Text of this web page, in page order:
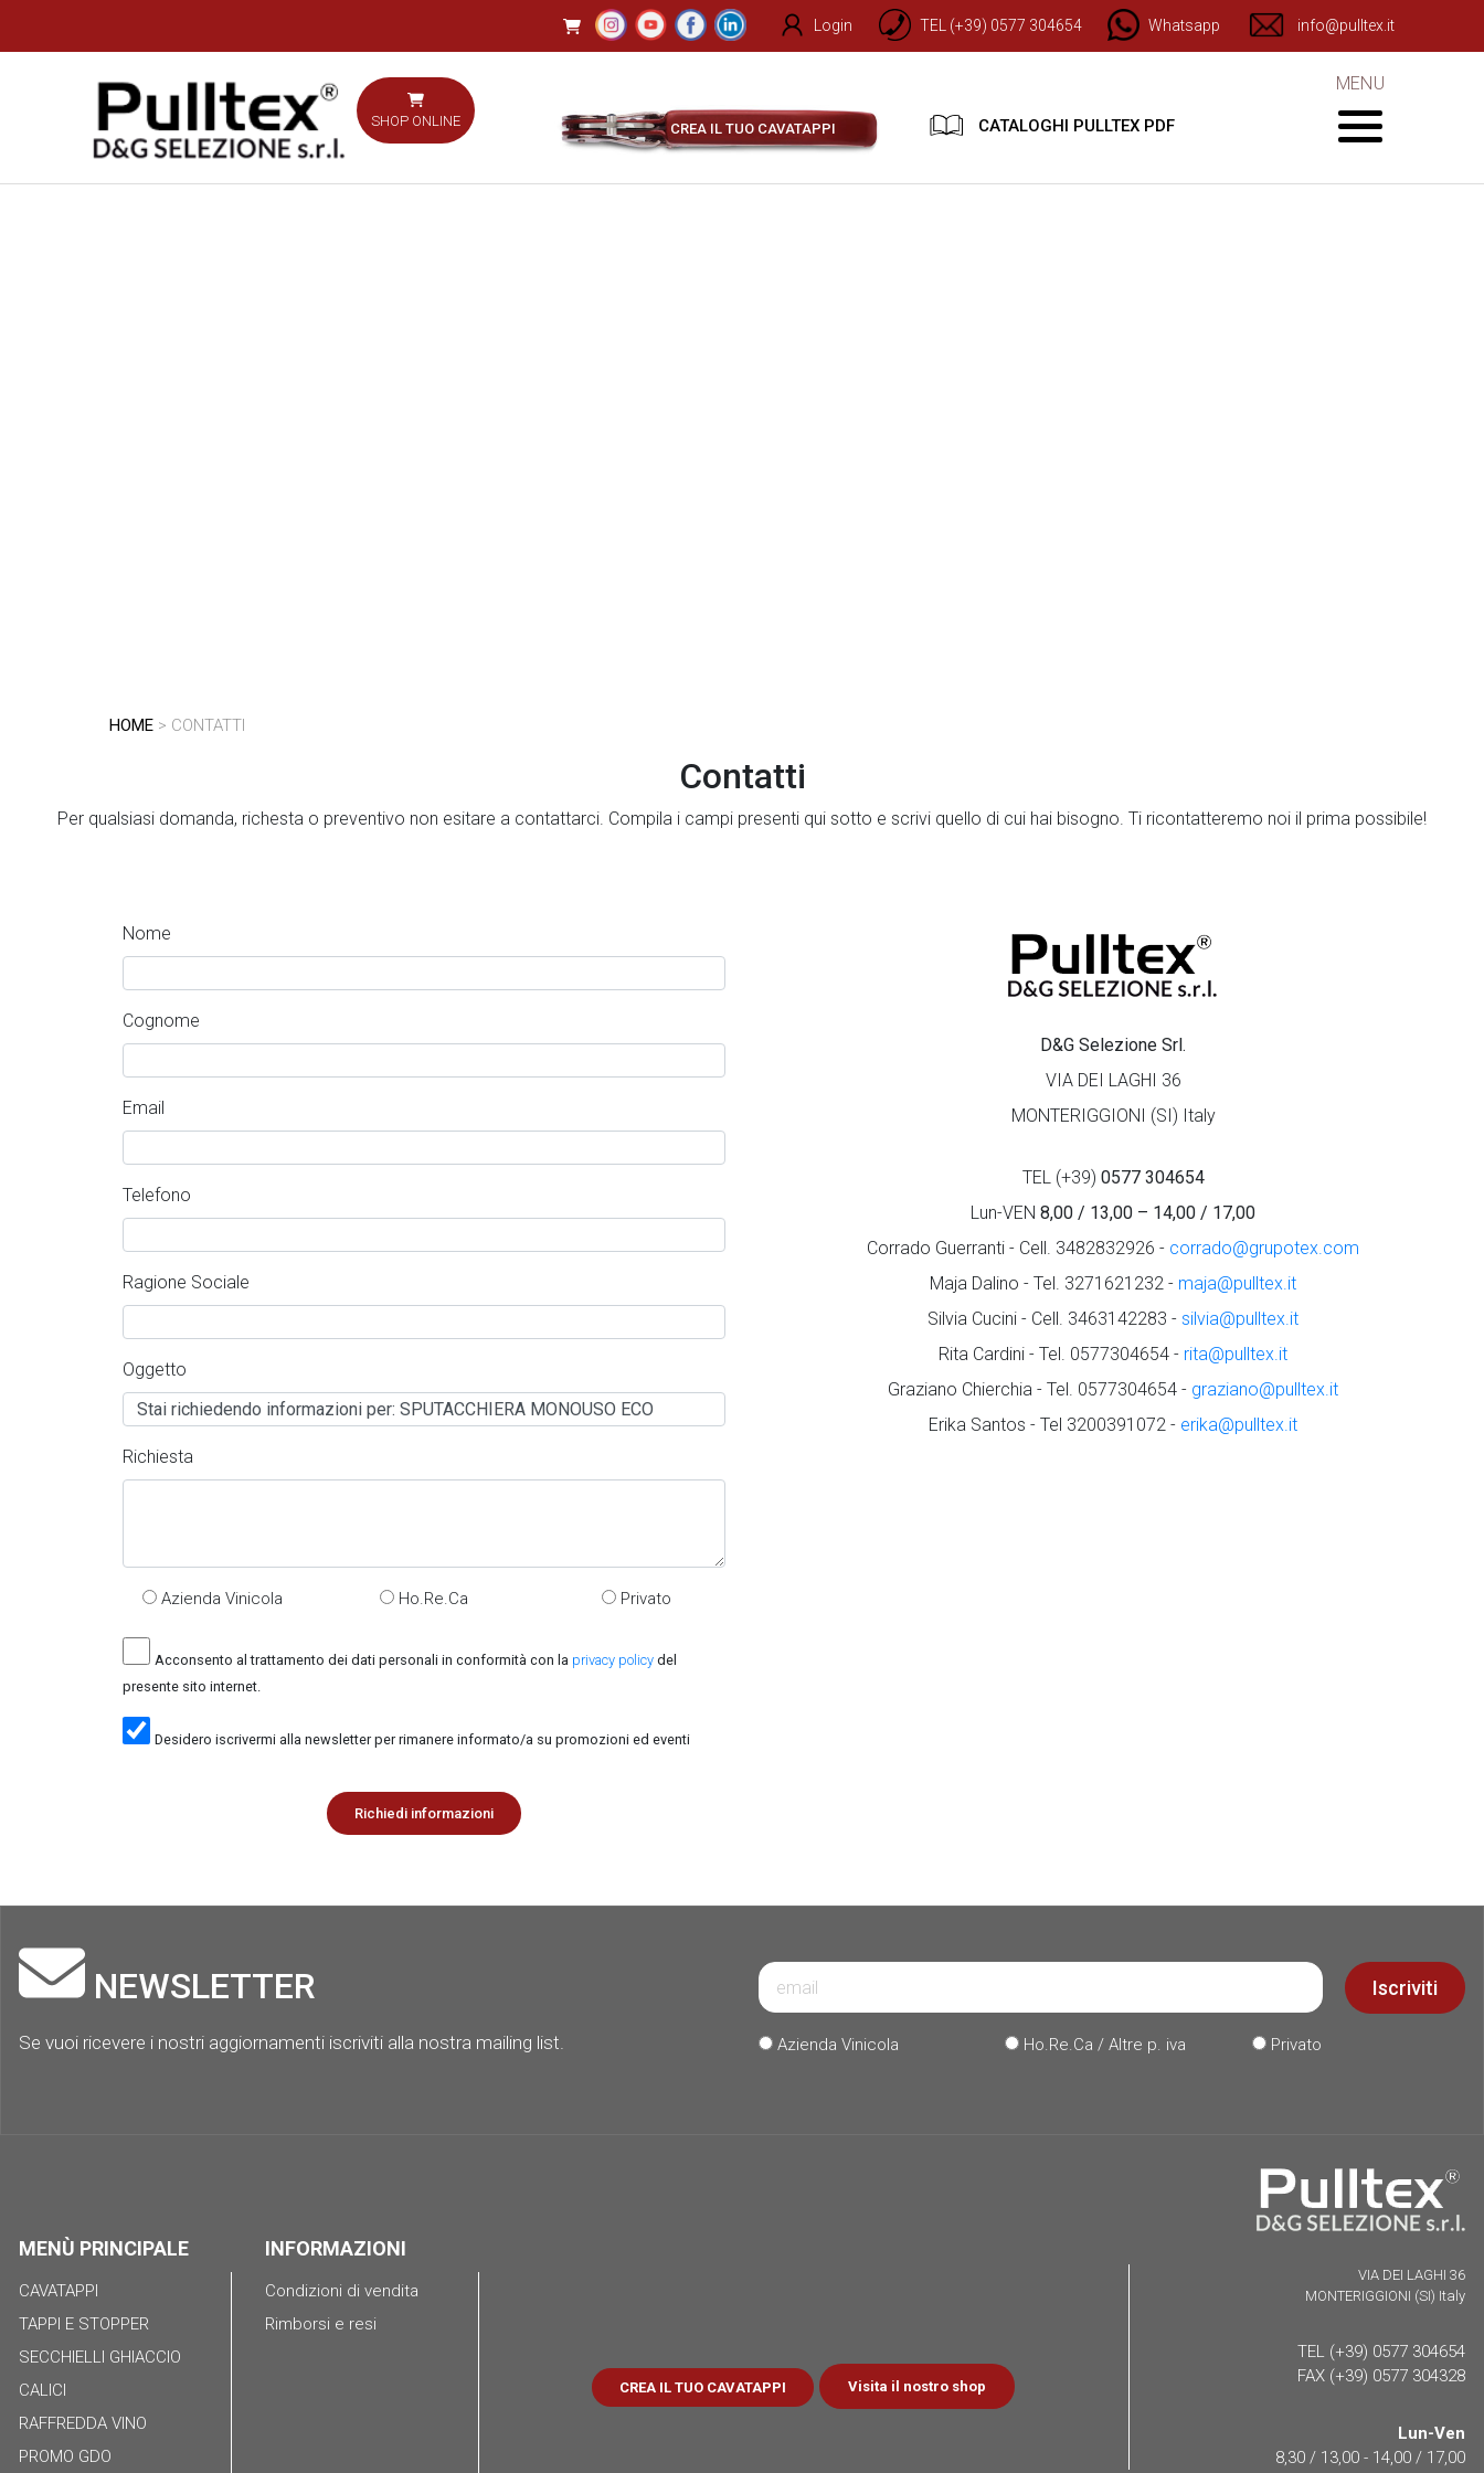
Login TEL (+39) 0577 304654 Whatsapp info@pulltex.it
CREA IL TUO CAVATAPPI
SHOP ONLINE CATALOGHI PULLTEX PDF
MENU
HOME > CONTATTI
Contatti
Per qualsiasi domanda, richesta o preventivo non esitare a contattarci. Compila i campi presenti qui sotto e scrivi quello di cui hai bisogno. Ti ricontatteremo noi il prima possibile!
Nome
Cognome
Email
Telefono
Ragione Sociale
Oggetto
Richiesta
Azienda Vinicola Ho.Re.Ca Privato
Acconsento al trattamento dei dati personali in conformità con la privacy policy del
presente sito internet.
Desidero iscrivermi alla newsletter per rimanere informato/a su promozioni ed eventi
Richiedi informazioni
D&G Selezione Srl.
VIA DEI LAGHI 36
MONTERIGGIONI (SI) Italy
TEL (+39) 0577 304654
Lun-VEN 8,00 / 13,00 – 14,00 / 17,00
Corrado Guerranti - Cell. 3482832926 - corrado@grupotex.com
Maja Dalino - Tel. 3271621232 - maja@pulltex.it
Silvia Cucini - Cell. 3463142283 - silvia@pulltex.it
Rita Cardini - Tel. 0577304654 - rita@pulltex.it
Graziano Chierchia - Tel. 0577304654 - graziano@pulltex.it
Erika Santos - Tel 3200391072 - erika@pulltex.it
NEWSLETTER
Se vuoi ricevere i nostri aggiornamenti iscriviti alla nostra mailing list.
Iscriviti
Azienda Vinicola Ho.Re.Ca / Altre p. iva Privato
MENÙ PRINCIPALE
CAVATAPPI
TAPPI E STOPPER
SECCHIELLI GHIACCIO
CALICI
RAFFREDDA VINO
PROMO GDO
INFORMAZIONI
Condizioni di vendita
Rimborsi e resi
CREA IL TUO CAVATAPPI Visita il nostro shop
VIA DEI LAGHI 36
MONTERIGGIONI (SI) Italy
TEL (+39) 0577 304654
FAX (+39) 0577 304328
Lun-Ven
8,30 / 13,00 - 14,00 / 17,00